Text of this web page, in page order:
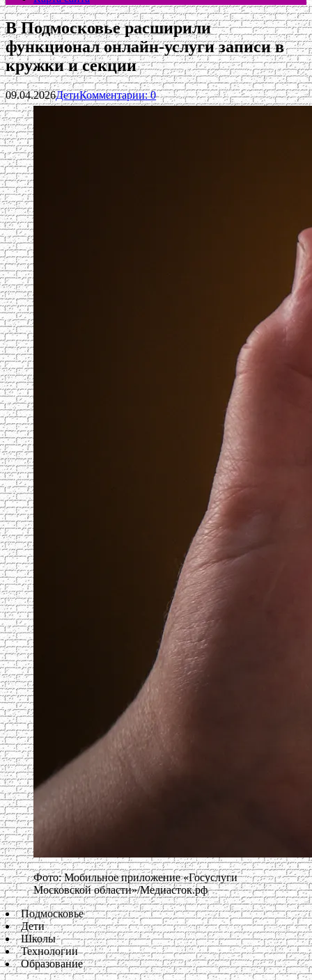
В Подмосковье расширили
функционал онлайн-услуги записи в
кружки и секции
09.04.2026ДетиКомментарии: 0
Фото: Мобильное приложение «Госуслуги
Московской области»/Медиасток.рф
Подмосковье
Дети
Школы
Технологии
Образование